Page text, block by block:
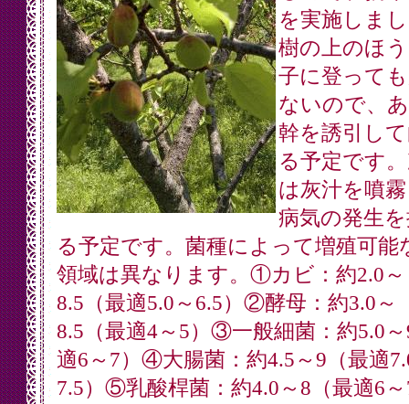
を実施しま
樹の上のほ
子に登って
ないので、
幹を誘引し
る予定です
は灰汁を噴
病気の発生
る予定です。菌種によって増殖可能
領域は異なります。①カビ：約2.0～
8.5（最適5.0～6.5）②酵母：約3.0～
8.5（最適4～5）③一般細菌：約5.0
適6～7）④大腸菌：約4.5～9（最適
7.5）⑤乳酸桿菌：約4.0～8（最適6